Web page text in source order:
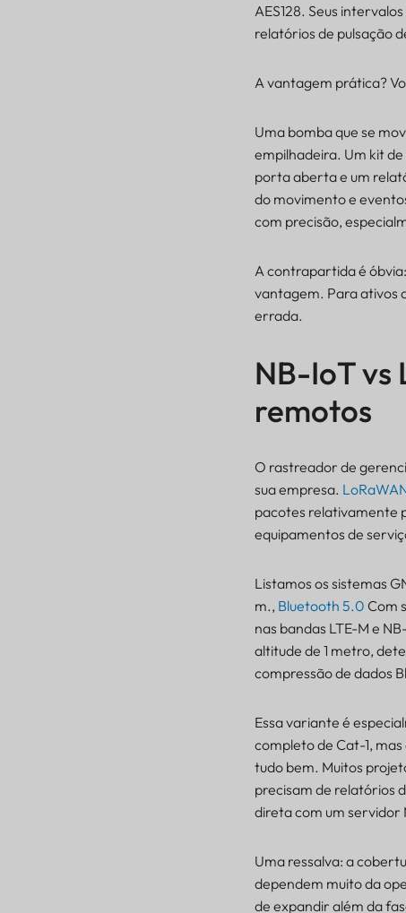
AES128. Seus
relatórios de pulsação
A vantagem prática?
Uma bomba que se
empilhadeira. Um kit
porta aberta e um
do movimento e
com precisão,
A contrapartida é
vantagem. Para ativos
errada.
NB-IoT vs
remotos
O rastreador de
sua empresa.
pacotes relativamente
equipamentos de
Listamos os sistemas
m., Bluetooth 5.0 Com
nas bandas LTE-M e
altitude de 1 metro,
compressão de dados
Essa variante é
completo de Cat-1,
tudo bem. Muitos
precisam de relatórios
direta com um servidor
Uma ressalva: a
dependem muito da
de expandir além da